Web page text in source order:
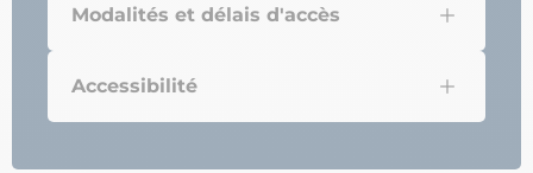
Modalités et délais d'accès
Accessibilité